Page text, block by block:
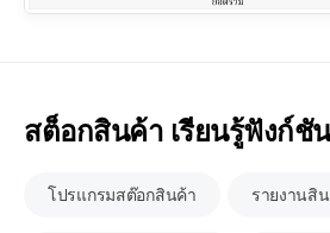
สต็อกสินค้า เรียนรู้ฟังก์ชั
โปรแกรมสต๊อกสินค้า รายงานสิ